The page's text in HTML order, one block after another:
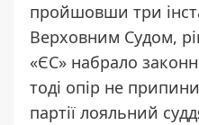
пройшовши три
Верховним Судом,
«ЄС» набрало
тоді опір не
партії лояльний